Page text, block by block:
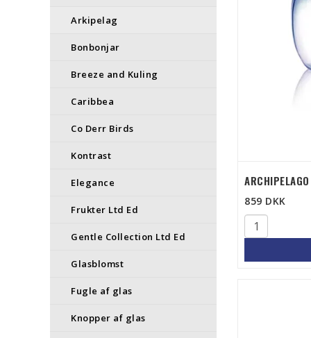
Arkipelag
Bonbonjar
Breeze and Kuling
Caribbea
Co Derr Birds
Kontrast
Elegance
Frukter Ltd Ed
Gentle Collection Ltd Ed
Glasblomst
Fugle af glas
Knopper af glas
859 DKK